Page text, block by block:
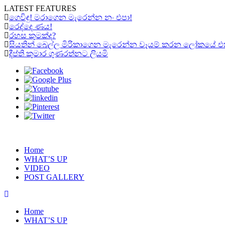
LATEST FEATURES
ගෙවිඳු! මරාගෙන මැරෙන්න නං එපා!
රෙද්දෙ ණය!
රහස කුමක්ද?
සියතින් බෙල්ල මිරිකාගෙන මැරෙන්න වෑයම් කරන ලෝකයේ එකම
දීප්ති කුමාර ගුණරත්නට ලියමි
Home
WHAT’S UP
VIDEO
POST GALLERY
Home
WHAT’S UP